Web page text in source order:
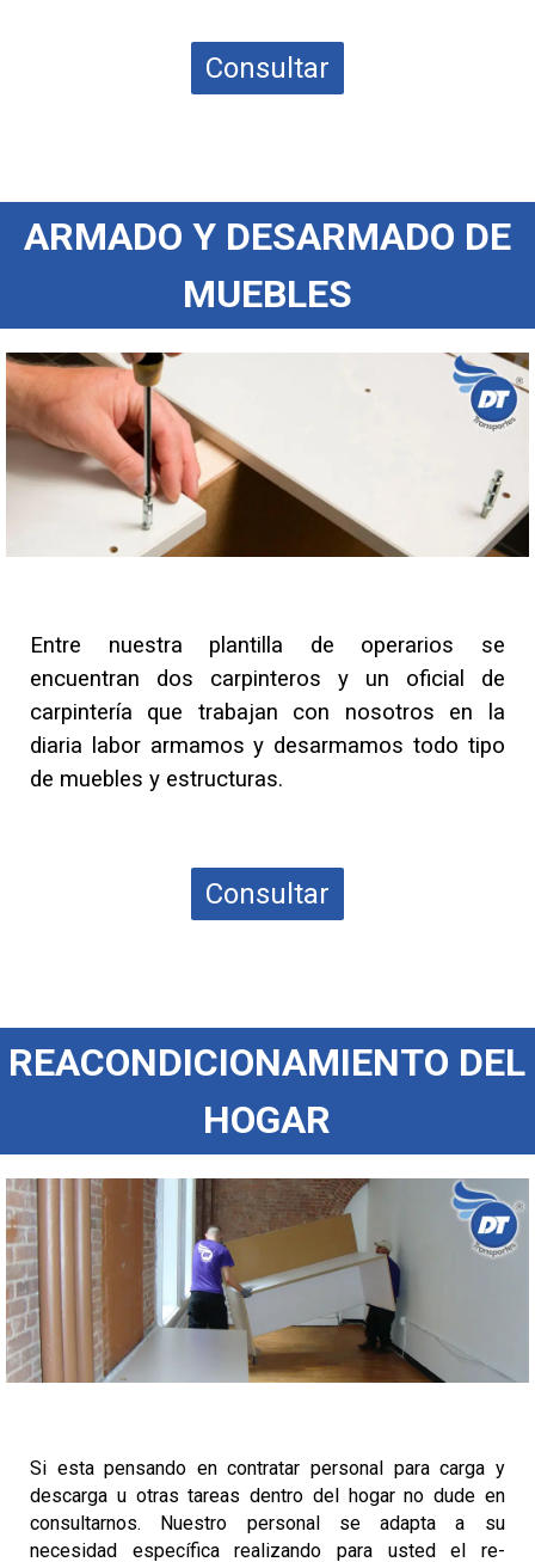
Consultar
ARMADO Y DESARMADO DE
MUEBLES
Entre nuestra plantilla de operarios se
encuentran dos carpinteros y un oficial de
carpintería que trabajan con nosotros en la
diaria labor armamos y desarmamos todo tipo
de muebles y estructuras.
Consultar
REACONDICIONAMIENTO DEL
HOGAR
Si esta pensando en contratar personal para carga y
descarga u otras tareas dentro del hogar no dude en
consultarnos. Nuestro personal se adapta a su
necesidad específica realizando para usted el re-